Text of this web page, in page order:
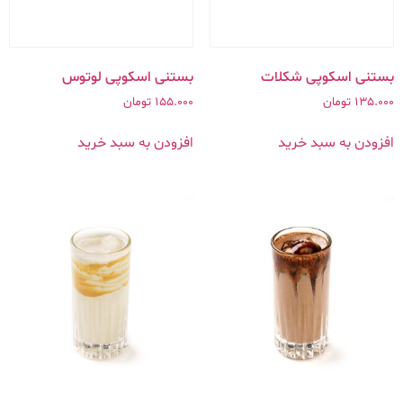
بستنی اسکوپی شکلات
135.000 تومان
افزودن به سبد خرید
بستنی اسکوپی لوتوس
155.000 تومان
افزودن به سبد خرید